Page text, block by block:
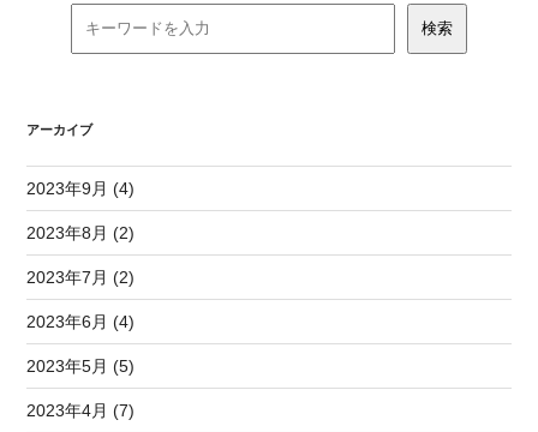
アーカイブ
2023年9月 (4)
2023年8月 (2)
2023年7月 (2)
2023年6月 (4)
2023年5月 (5)
2023年4月 (7)